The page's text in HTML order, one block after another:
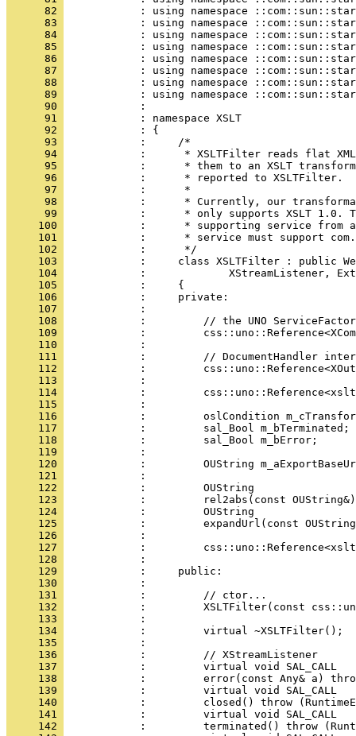
      82
      83
      84
      85
      86
      87
      88
      89
      90
      91
      92
      93
      94
      95
      96
      97
      98
      99
     100
     101
     102
     103
     104
     105
     106
     107
     108
     109
     110
     111
     112
     113
     114
     115
     116
     117
     118
     119
     120
     121
     122
     123
     124
     125
     126
     127
     128
     129
     130
     131
     132
     133
     134
     135
     136
     137
     138
     139
     140
     141
     142